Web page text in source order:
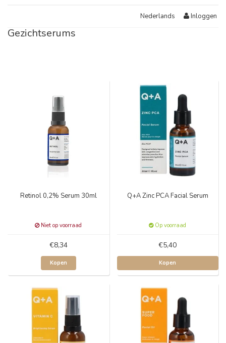
Nederlands Inloggen
Gezichtserums
Retinol 0,2% Serum 30ml
Niet op voorraad
€8,34
Kopen
Q+A Zinc PCA Facial Serum
Op voorraad
€5,40
Kopen